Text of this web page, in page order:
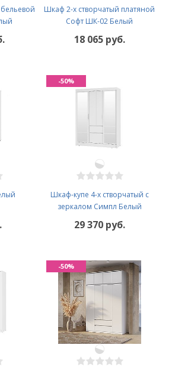
Шкаф 2-х створчатый платяной
Софт ШК-02 Белый
18 065 руб.
Шкаф-купе 4-х створчатый с
зеркалом Симпл Белый
29 370 руб.
-50%
-50%